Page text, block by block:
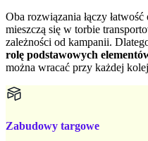
Oba rozwiązania łączy
mieszczą się w torbie
zależności od kampanii.
rolę podstawowych
można wracać przy każdej
Zabudowy targowe